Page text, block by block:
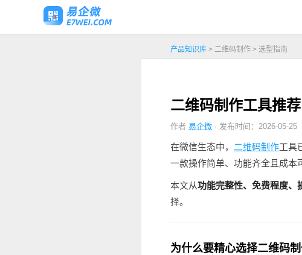
产品知识库 > 二维码制作 > 选型指南
二维码制作工具推
作者 易企微 · 发布时间：2026-05-25
在微信生态中， 二维码制作工具
一款操作简单、功能齐全且成本
本文从功能完整性、免费程度、
择。
为什么要精心选择二维码制